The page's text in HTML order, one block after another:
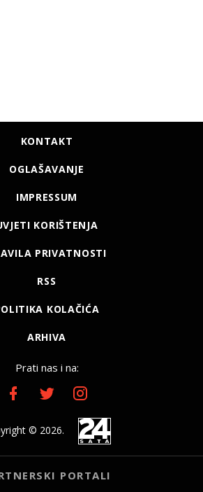
KONTAKT
OGLAŠAVANJE
IMPRESSUM
KORIŠTENJA
PRIVATNOSTI
RSS
KOLAČIĆA
ARHIVA
Prati nas i na:
© 2026.
PORTALI